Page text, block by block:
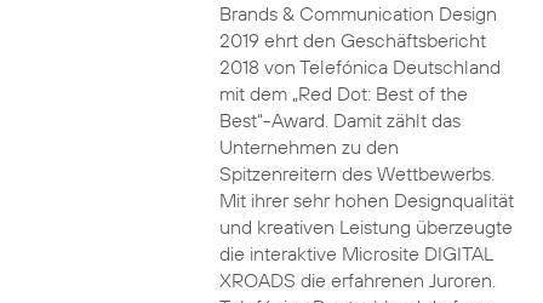
Brands & Communication Design
2019 ehrt den Geschäftsbericht
2018 von Telefónica Deutschland
mit dem „Red Dot: Best of the
Best“-Award. Damit zählt das
Unternehmen zu den
Spitzenreitern des Wettbewerbs.
Mit ihrer sehr hohen Designqualität
und kreativen Leistung überzeugte
die interaktive Microsite DIGITAL
XROADS die erfahrenen Juroren.